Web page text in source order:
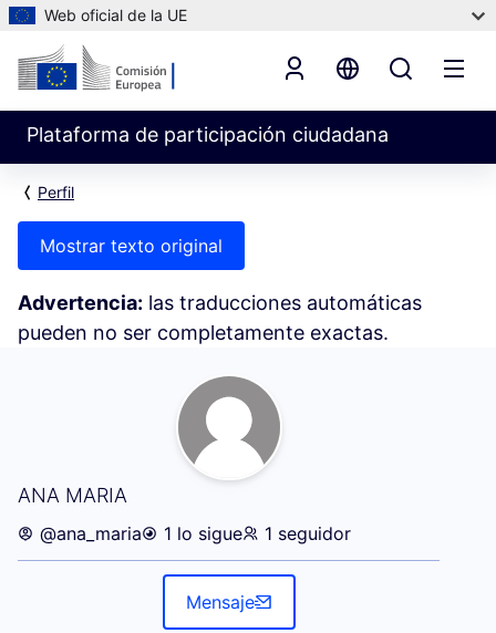
Web oficial de la UE
Plataforma de participación ciudadana
Perfil
Mostrar texto original
Advertencia: las traducciones automáticas
pueden no ser completamente exactas.
ANA MARIA
Mi actividad (ANA MARIA)
@ana_maria 1 lo sigue 1 seguidor
Mensaje